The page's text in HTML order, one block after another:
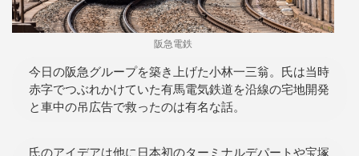
阪急電鉄
今日の阪急グループを築き上げた小林一三翁。氏は当時
赤字でつぶれかけていた有馬電気鉄道を沿線の宅地開発
と車中の吊広告で救ったのは有名な話。
氏のアイデアは他に日本初のターミナルデパートや宝塚